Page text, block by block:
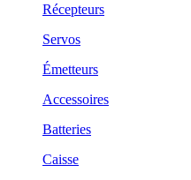
Récepteurs
Servos
Émetteurs
Accessoires
Batteries
Caisse